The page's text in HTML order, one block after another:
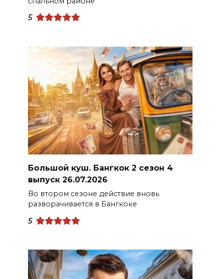
5
Большой куш. Бангкок 2 сезон 4
выпуск 26.07.2026
Во втором сезоне действие вновь
разворачивается в Бангкоке
5